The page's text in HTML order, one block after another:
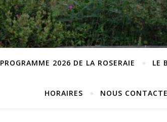
PROGRAMME 2026 DE LA ROSERAIE LE
HORAIRES NOUS